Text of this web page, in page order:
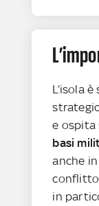
L’isola
e
basi
anche
conflitto
in